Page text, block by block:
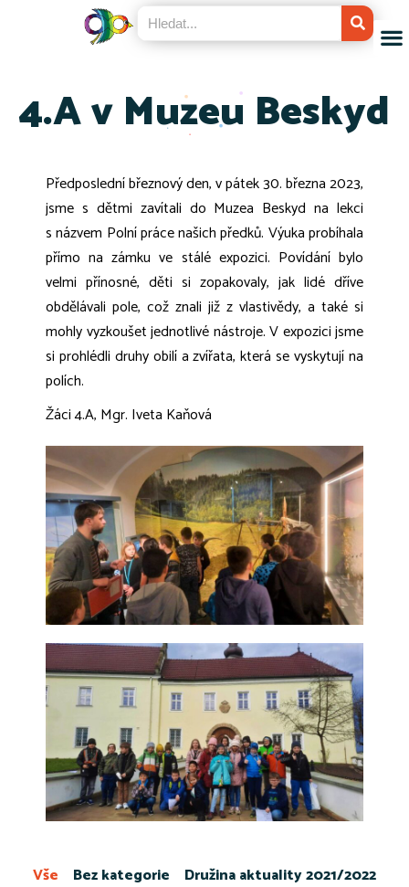
4.A v Muzeu Beskyd
Předposlední březnový den, v pátek 30. března 2023,
jsme s dětmi zavítali do Muzea Beskyd na lekci
s názvem Polní práce našich předků. Výuka probíhala
přímo na zámku ve stálé expozici. Povídání bylo
velmi přínosné, děti si zopakovaly, jak lidé dříve
obdělávali pole, což znali již z vlastivědy, a také si
mohly vyzkoušet jednotlivé nástroje. V expozici jsme
si prohlédli druhy obilí a zvířata, která se vyskytují na
polích.
Žáci 4.A, Mgr. Iveta Kaňová
Bez kategorie
Družina aktuality 2021/2022
Vše